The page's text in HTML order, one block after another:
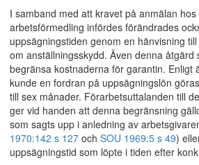
I samband med att kravet på anmälan hos
arbetsförmedling infördes förändrades
uppsägningstiden genom en hänvisning till
om anställningsskydd. Även denna åtgärd
begränsa kostnaderna för garantin. Enligt
kunde en fordran på uppsägningslön
till sex månader. Förarbetsuttalanden till
ger vid handen att denna begränsning
som sagts upp i anledning av
1970:142 s 127 och SOU 1969:5 s 49)
uppsägningstid som löpte i tiden efter